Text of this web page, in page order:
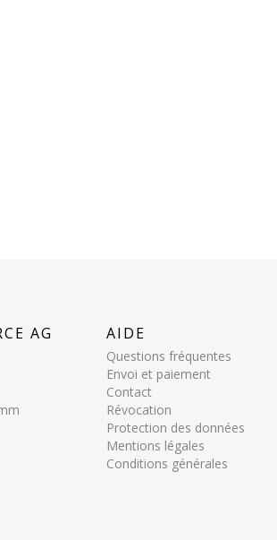
AG AIDE
Questions fréquentes
Envoi et paiement
Contact
Révocation
Protection des données
Mentions légales
Conditions générales